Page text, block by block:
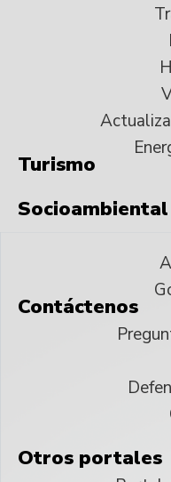
Turismo
Socioambiental
Contáctenos
Otros portales